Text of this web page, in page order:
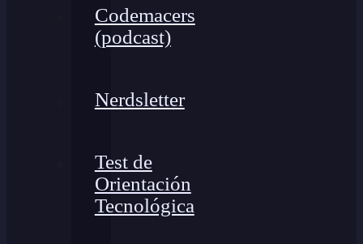
Codemacers
(podcast)
Nerdsletter
Test de
Orientación
Tecnológica